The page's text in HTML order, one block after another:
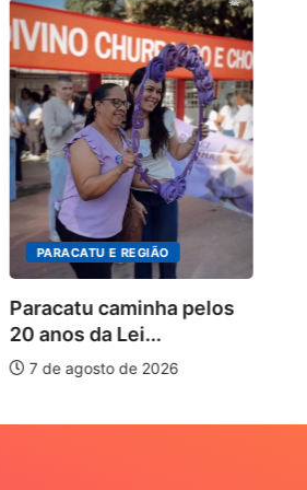
PARACATU E REGIÃO
Paracatu caminha pelos
20 anos da Lei...
7 de agosto de 2026